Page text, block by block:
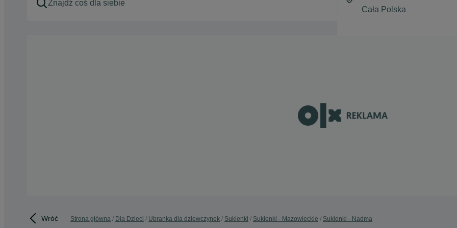
Wróć Strona główna Dla Dzieci Ubranka dla dziewczynek Sukienki Sukienki - Mazowieckie Sukienki - Nadma